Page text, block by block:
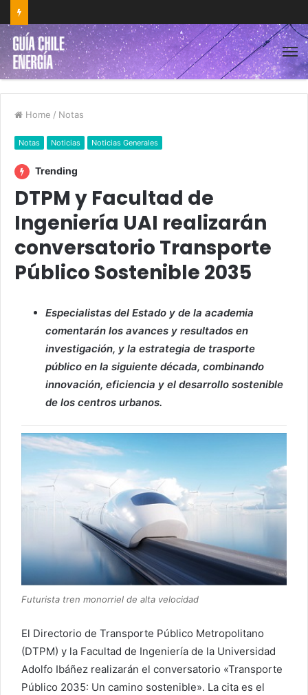
Home / Notas
Notas Noticias Noticias Generales
Trending
DTPM y Facultad de
Ingeniería UAI realizarán
conversatorio Transporte
Público Sostenible 2035
Especialistas del Estado y de la academia
comentarán los avances y resultados en
investigación, y la estrategia de trasporte
público en la siguiente década, combinando
innovación, eficiencia y el desarrollo sostenible
de los centros urbanos.
Futurista tren monorriel de alta velocidad
El Directorio de Transporte Público Metropolitano
(DTPM) y la Facultad de Ingeniería de la Universidad
Adolfo Ibáñez realizarán el conversatorio «Transporte
Público 2035: Un camino sostenible». La cita es el